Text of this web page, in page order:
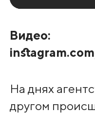
Видео:
На днях
другом